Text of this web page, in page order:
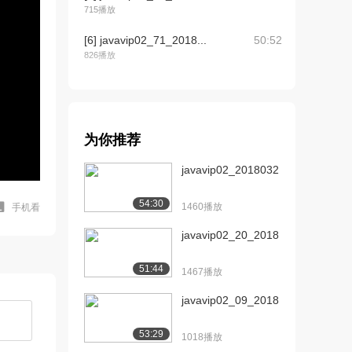
手机看
715播放
[6] javavip02_71_2018...
826播放
50:52
[8] javavip02_71_2018...
826播放
为你推荐
54:30
javavip02_2018032...
1460播放
51:44
javavip02_20_2018...
1467播放
53:29
javavip02_09_2018...
1018播放